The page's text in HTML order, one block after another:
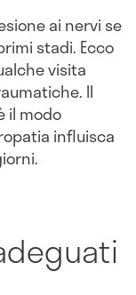
ai nervi se
stadi. Ecco
visita
Il
il modo
influisca